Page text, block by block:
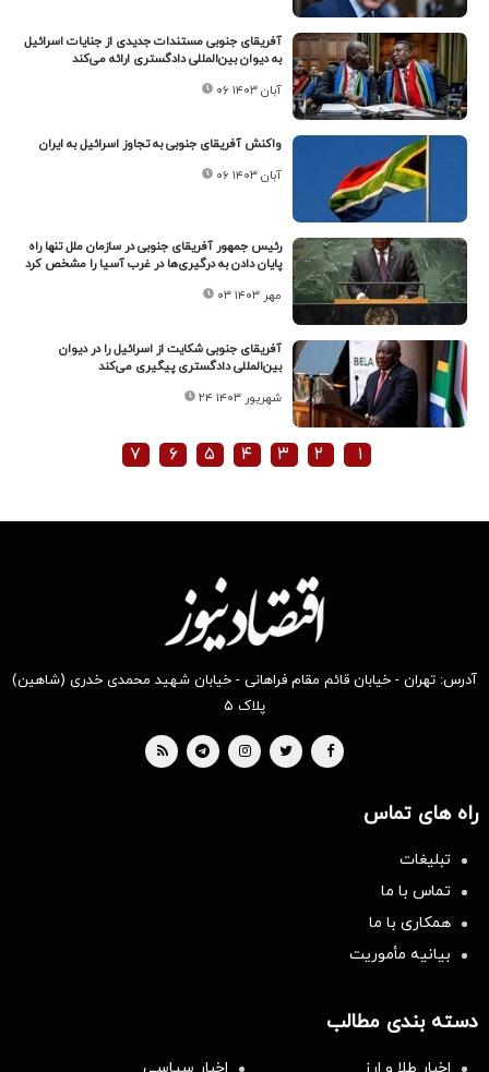
آفریقای جنوبی مستندات جدیدی از جنایات اسرائیل
به دیوان بین‌المللی دادگستری ارائه می‌کند
۰۶ آبان ۱۴۰۳
واکنش آفریقای جنوبی به تجاوز اسرائیل به ایران
۰۶ آبان ۱۴۰۳
رئیس جمهور آفریقای جنوبی در سازمان ملل تنها راه
پایان دادن به درگیری‌ها در غرب آسیا را مشخص کرد
۰۳ مهر ۱۴۰۳
آفریقای جنوبی شکایت از اسرائیل را در دیوان
بین‌المللی دادگستری پیگیری می‌کند
۲۴ شهریور ۱۴۰۳
۱ ۲ ۳ ۴ ۵ ۶ ۷
آدرس: تهران - خیابان قائم مقام فراهانی - خیابان شهید محمدی خدری (شاهین)
پلاک ۵
راه های تماس
تبلیغات
تماس با ما
همکاری با ما
بیانیه مأموریت
دسته بندی مطالب